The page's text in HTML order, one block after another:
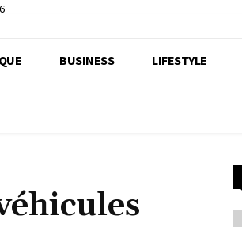
BUSINESS LIFESTYLE